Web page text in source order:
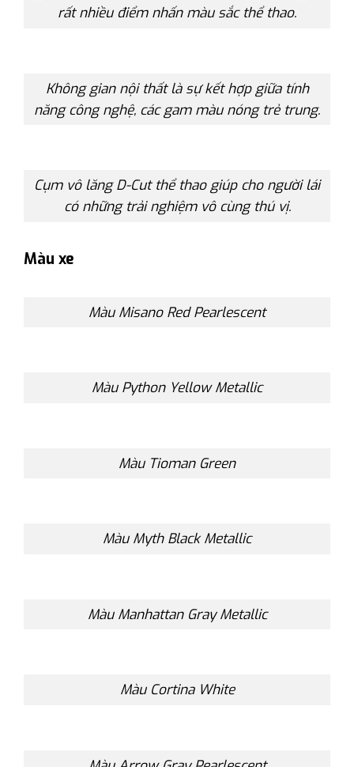
rất nhiều điểm nhấn màu sắc thể thao.
Không gian nội thất là sự kết hợp giữa tính
năng công nghệ, các gam màu nóng trẻ trung.
Cụm vô lăng D-Cut thể thao giúp cho người lái
có những trải nghiệm vô cùng thú vị.
Màu xe
Màu Misano Red Pearlescent
Màu Python Yellow Metallic
Màu Tioman Green
Màu Myth Black Metallic
Màu Manhattan Gray Metallic
Màu Cortina White